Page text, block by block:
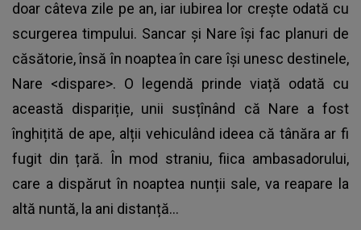
doar câteva zile pe an, iar iubirea lor crește odată cu
scurgerea timpului. Sancar și Nare își fac planuri de
căsătorie, însă în noaptea în care își unesc destinele,
Nare <dispare>. O legendă prinde viață odată cu
această dispariție, unii susțînând că Nare a fost
înghițită de ape, alții vehiculând ideea că tânăra ar fi
fugit din țară. În mod straniu, fiica ambasadorului,
care a dispărut în noaptea nunții sale, va reapare la
altă nuntă, la ani distanță...